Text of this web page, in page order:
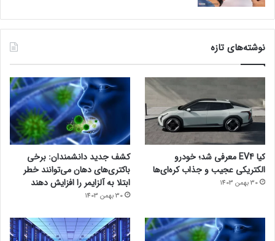
نوشته‌های تازه
کیا EV4 معرفی شد؛ خودرو
الکتریکی عجیب و جذاب کره‌ای‌ها
30 بهمن 1403
کشف جدید دانشمندان: برخی
باکتری‌های دهان می‌توانند خطر
ابتلا به آلزایمر را افزایش دهند
30 بهمن 1403